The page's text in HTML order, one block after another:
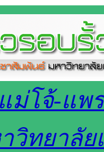
ม่โจ้-แพ
วิทยาลั